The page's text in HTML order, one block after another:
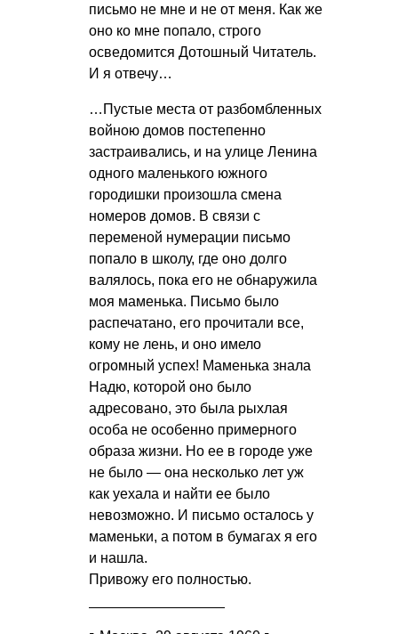
письмо не мне и не от меня. Как же
оно ко мне попало, строго
осведомится Дотошный Читатель.
И я отвечу…
…Пустые места от разбомбленных
войною домов постепенно
застраивались, и на улице Ленина
одного маленького южного
городишки произошла смена
номеров домов. В связи с
переменой нумерации письмо
попало в школу, где оно долго
валялось, пока его не обнаружила
моя маменька. Письмо было
распечатано, его прочитали все,
кому не лень, и оно имело
огромный успех! Маменька знала
Надю, которой оно было
адресовано, это была рыхлая
особа не особенно примерного
образа жизни. Но ее в городе уже
не было — она несколько лет уж
как уехала и найти ее было
невозможно. И письмо осталось у
маменьки, а потом в бумагах я его
и нашла.
Привожу его полностью.